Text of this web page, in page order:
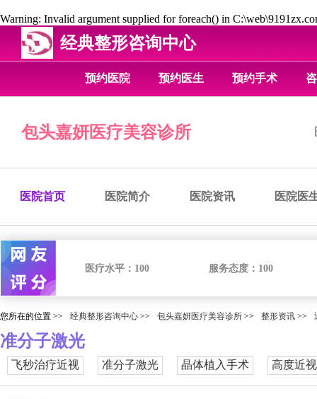
Warning: Invalid argument supplied for foreach() in
经典整形咨询中心
预约医院 预约医生 预约手术
包头嘉妍医疗美容诊所
医院首页 医院简介 医院资讯 医院医
医疗水平： 100 服务态度： 100
您所在的位置 >> 经典整形咨询中心 >> 包头嘉妍医疗美容诊所 >> 整形资讯 >>
准分子激光
飞秒治疗近视 准分子激光 晶体植入手术 高度近视